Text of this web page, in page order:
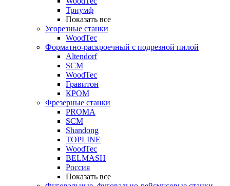
Триумф
Показать все
Усорезные станки
WoodTec
Форматно-раскроечный с подрезной пилой
Altendorf
SCM
WoodTec
Гравитон
КРОМ
Фрезерные станки
PROMA
SCM
Shandong
TOPLINE
WoodTec
BELMASH
Россия
Показать все